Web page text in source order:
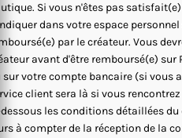
Si vous n'êtes pas
dans votre espace
par le créateur. Vous
avant d'être remboursé(e) sur
sur votre compte bancaire (si vous
client sera là si vous
les conditions détaillées
à compter de la réception de la